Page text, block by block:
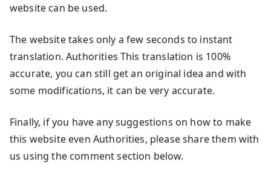
website can be used.
The website takes only a few seconds to instant
translation. Authorities This translation is 100%
accurate, you can still get an original idea and with
some modifications, it can be very accurate.
Finally, if you have any suggestions on how to make
this website even Authorities, please share them with
us using the comment section below.